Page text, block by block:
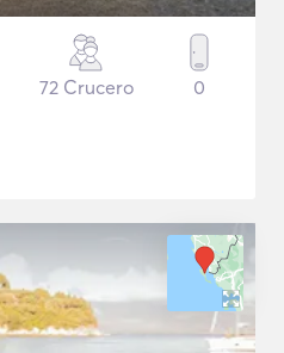
72 Crucero 0